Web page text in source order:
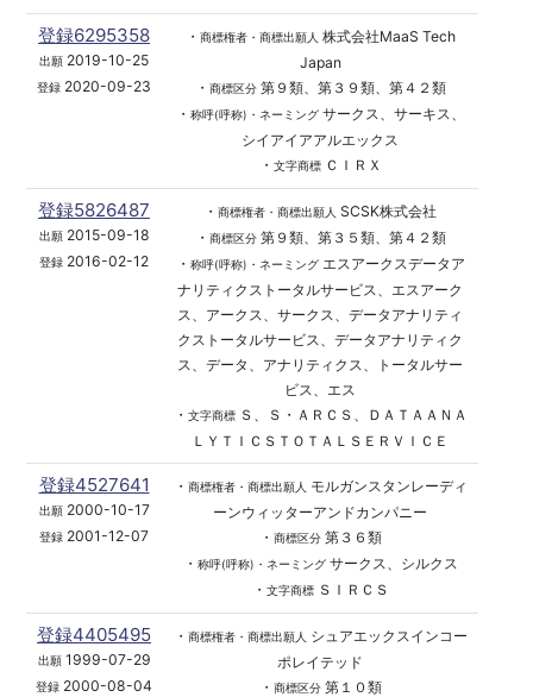
登録6295358
出願 2019-10-25
登録 2020-09-23
・ 商標権者・商標出願人 株式会社MaaS Tech
Japan
・ 商標区分第９類、第３９類、第４２類
・ 称呼(呼称)・ネーミングサークス、サーキス、
シイアイアアルエックス
・ 文字商標ＣＩＲＸ
登録5826487
出願2015-09-18
登録 2016-02-12
・ 商標権者・商標出願人 SCSK株式会社
・ 商標区分第９類、第３５類、第４２類
・ 称呼(呼称)・ネーミングエスアークスデータア
ナリティクストータルサービス、エスアーク
ス、アークス、サークス、データアナリティ
クストータルサービス、データアナリティク
ス、データ、アナリティクス、トータルサー
ビス、エス
・ 文字商標Ｓ、Ｓ・ＡＲＣＳ、ＤＡＴＡＡＮＡ
ＬＹＴＩＣＳＴＯＴＡＬＳＥＲＶＩＣＥ
登録4527641
出願2000-10-17
登録 2001-12-07
・ 商標権者・商標出願人
モルガンスタンレーディ
ーンウィッターアンドカンパニー
・ 商標区分第３６類
・ 称呼(呼称)・ネーミングサークス、シルクス
・ 文字商標ＳＩＲＣＳ
登録4405495
出願1999-07-29
登録 2000-08-04
・ 商標権者・商標出願人
シュアエックスインコー
ポレイテッド
・ 商標区分第１０類